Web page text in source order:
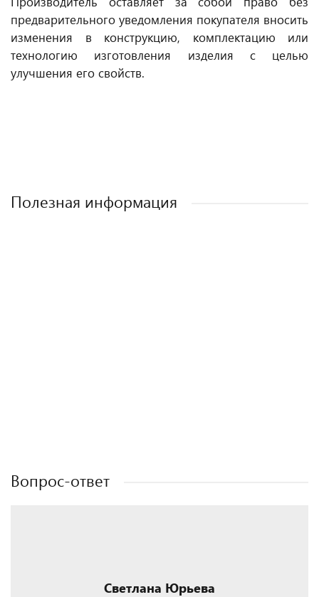
предварительного уведомления покупателя вносить
изменения в конструкцию, комплектацию или
технологию изготовления изделия с целью
улучшения его свойств.
Полезная информация
Вопрос-ответ
Светлана Юрьева